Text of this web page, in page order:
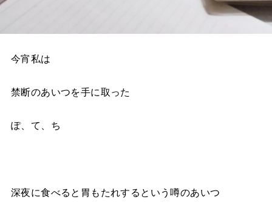
今宵私は
禁断のあいつを手に取った
ぽ、て、ち
深夜に食べると胃もたれするという噂のあいつ